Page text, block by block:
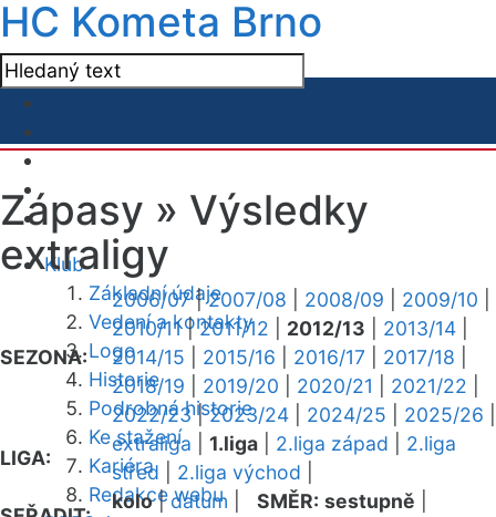
HC Kometa Brno
Klub
Základní údaje
Vedení a kontakty
Logo
Historie
Podrobná historie
Ke stažení
Kariéra
Redakce webu
Zápasy » Výsledky
extraligy
SEZONA:
2006/07|2007/08 2008/09 2009/10
2010/11|2011/12 2012/13 2013/14
2014/15
2015/16 2016/17 2017/18
2018/19
2019/20 2020/21 2021/22
2022/23|2023/24 2024/25 2025/26
LIGA:
extraliga 1.liga 2.liga západ
2.liga
střed
2.liga východ
kolo|datum SMĚR: sestupně